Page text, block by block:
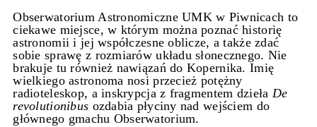
Obserwatorium Astronomiczne UMK w Piwnicach to
ciekawe miejsce, w którym można poznać historię
astronomii i jej współczesne oblicze, a także zdać
sobie sprawę z rozmiarów układu słonecznego. Nie
brakuje tu również nawiązań do Kopernika. Imię
wielkiego astronoma nosi przecież potężny
radioteleskop, a inskrypcja z fragmentem dzieła De
revolutionibus ozdabia płyciny nad wejściem do
głównego gmachu Obserwatorium.